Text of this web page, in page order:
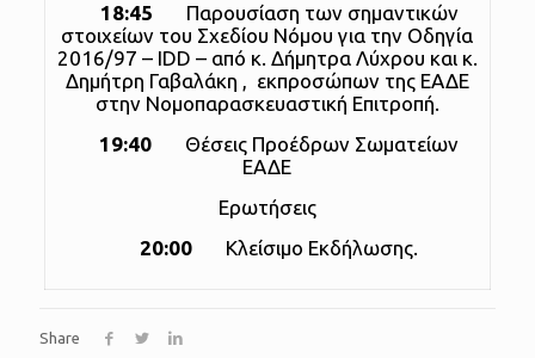
18:45
Παρουσίαση των σημαντικών
στοιχείων του Σχεδίου Νόμου για την Οδηγία
2016/97 – IDD – από κ. Δήμητρα Λύχρου και κ.
Δημήτρη Γαβαλάκη , εκπροσώπων της ΕΑΔΕ
στην Νομοπαρασκευαστική Επιτροπή.
19:40 Θέσεις Προέδρων Σωματείων
ΕΑΔΕ
Ερωτήσεις
20:00 Κλείσιμο Εκδήλωσης.
Share